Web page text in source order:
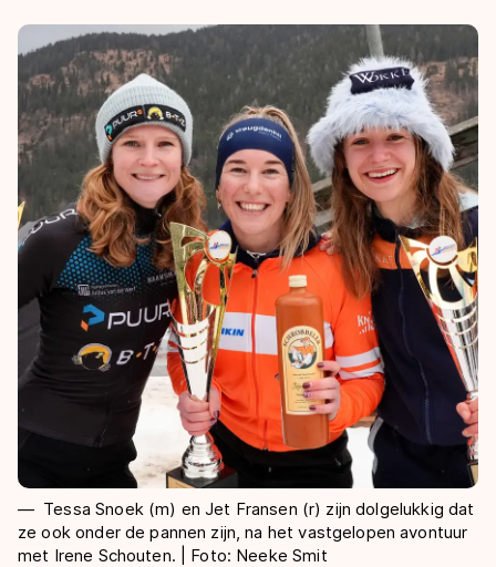
Waar kan ik schaatsen en skaten?
Evenementen
Tickets
Livestreams
Word schaatsfan!
Winacties
Olympische Spelen
Medaille overzicht
Medaillespiegel
Olympische uitslagen
Van Jong tot Goud verhalen
Tessa Snoek (m) en Jet Fransen (r) zijn dolgelukkig dat
ze ook onder de pannen zijn, na het vastgelopen avontuur
met Irene Schouten. | Foto: Neeke Smit